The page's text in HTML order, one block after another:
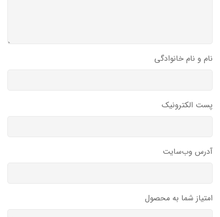
نام و نام خانوادگی
پست الکترونیک
آدرس وب‌سایت
امتیاز شما به محصول